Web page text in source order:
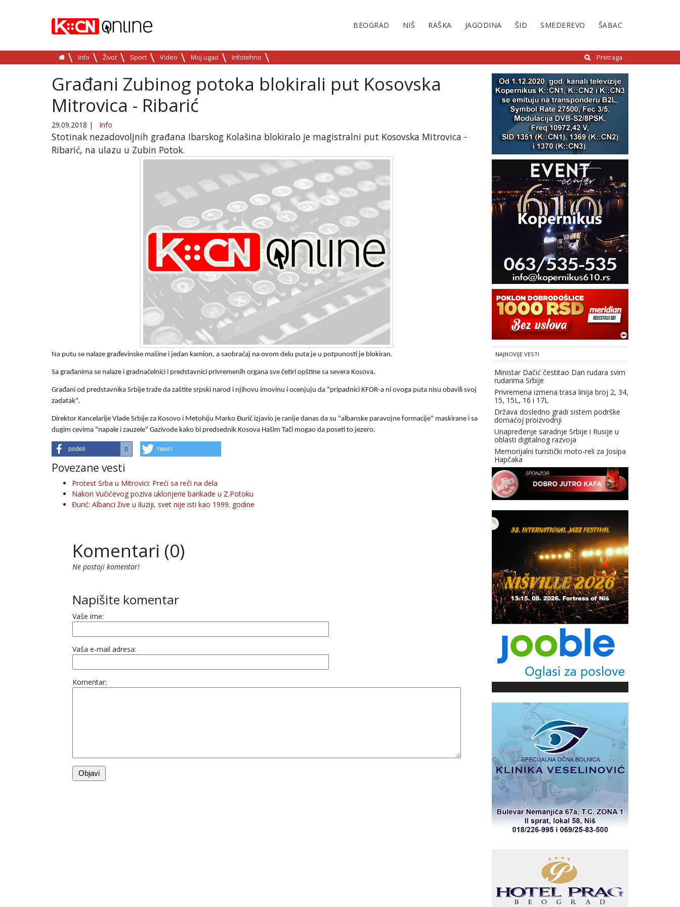
BEOGRAD NIŠ RAŠKA JAGODINA ŠID SMEDEREVO ŠABAC
Info Život Sport Video Moj ugao Infotehno Pretraga
Građani Zubinog potoka blokirali put Kosovska
Mitrovica - Ribarić
29.09.2018 | Info
Stotinak nezadovoljnih građana Ibarskog Kolašina blokiralo je magistralni put Kosovska Mitrovica -
Ribarić, na ulazu u Zubin Potok.
Na putu se nalaze građevinske mašine i jedan kamion, a saobraćaj na ovom delu puta je u potpunosti je blokiran.
Sa građanima se nalaze i gradnačelnici i predstavnici privremenih organa sve četiri opštine sa severa Kosova.
Građani od predstavnika Srbije traže da zaštite srpski narod i njihovu imovinu i ocenjuju da "pripadnici KFOR-a ni ovoga puta nisu obavili svoj
zadatak".
Direktor Kancelarije Vlade Srbije za Kosovo i Metohiju Marko Đurić izjavio je ranije danas da su "albanske paravojne formacije" maskirane i sa
dugim cevima "napale i zauzele" Gazivode kako bi predsednik Kosova Hašim Tači mogao da poseti to jezero.
podeli 0 твеет
Povezane vesti
Protest Srba u Mitrovici: Preći sa reči na dela
Nakon Vučićevog poziva uklonjene barikade u Z.Potoku
Đurić: Albanci žive u iluziji, svet nije isti kao 1999. godine
Komentari (0)
Ne postoji komentar!
Napišite komentar
Vaše ime:
Vaša e-mail adresa:
Komentar:
NAJNOVIJE VESTI
Ministar Dačić čestitao Dan rudara svim
rudarima Srbije
Privremena izmena trasa linija broj 2, 34,
15, 15L, 16 i 17L
Država dosledno gradi sistem podrške
domaćoj proizvodnji
Unapređenje saradnje Srbije i Rusije u
oblasti digitalnog razvoja
Memorijalni turistički moto-reli za Josipa
Hapčaka